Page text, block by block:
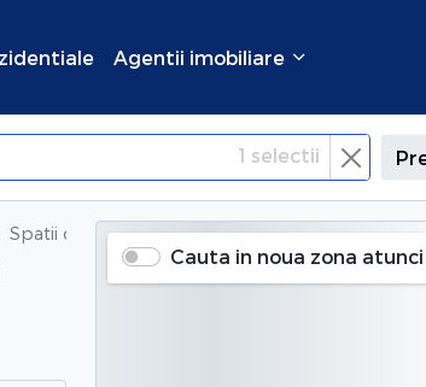
Agentii imobiliare
1 selectii
Spatii comerciale de inchiriat in Titan (1
Cauta in noua zona